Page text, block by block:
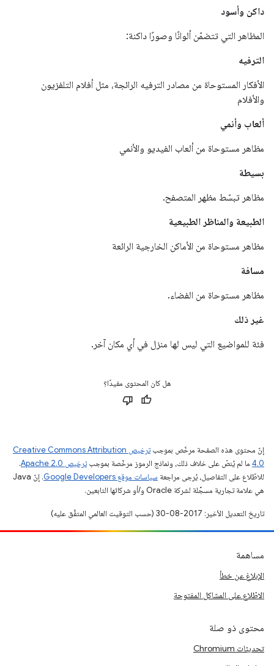
داكن وأسود
المظاهر التي تتضمّن ألوانًا وصورًا داكنة:
الترفيه
الأفكار المستوحاة من مصادر الترفيه الرائجة، مثل أفلام التلفزيون
والأفلام
ألعاب وأنمي
مظاهر مستوحاة من ألعاب الفيديو والأنمي
بسيطة
مظاهر تبسّط مظهر المتصفح.
الطبيعة والمناظر الطبيعية
مظاهر مستوحاة من الأماكن الخارجية الرائعة
مسافة
مظاهر مستوحاة من الفضاء.
غير ذلك
فئة للمواضيع التي ليس لها منزل في أي مكان آخر.
هل كان المحتوى مفيدًا؟
إنّ محتوى هذه الصفحة مرخّص بموجب
ترخيص Creative Commons Attribution
4.0‏ ما لم يُنصّ على خلاف ذلك، ونماذج الرموز مرخّصة بموجبترخيص Apache 2.0‏
.
للاطّلاع على التفاصيل، يُرجى مراجعة سياسات موقع Google Developers‏
. إنّ Java
هي علامة تجارية مسجَّلة لشركة Oracle و/أو شركائها التابعين.
تاريخ التعديل الأخير: 2017-08-30 (حسب التوقيت العالمي المتفَّق عليه)
مساهمة
الإبلاغ عن خطأ
الاطّلاع على المشاكل المفتوحة
محتوى ذو صلة
تحديثات Chromium